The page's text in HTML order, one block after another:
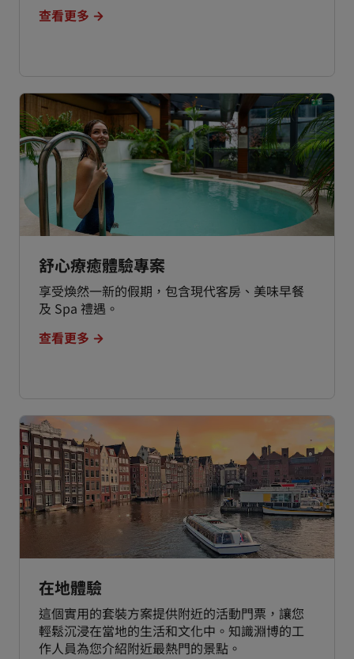
查看更多
舒心療癒體驗專案
享受煥然一新的假期，包含現代客房、美味早餐
及 Spa 禮遇。
查看更多
在地體驗
這個實用的套裝方案提供附近的活動門票，讓您
輕鬆沉浸在當地的生活和文化中。知識淵博的工
作人員為您介紹附近最熱門的景點。